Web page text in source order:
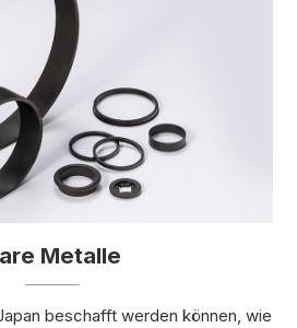
Metalle
beschafft werden können, wie